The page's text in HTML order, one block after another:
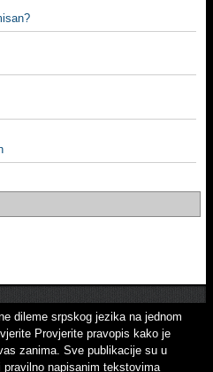
dileme srpskog jezika na jednom
Provjerite pravopis kako je
zanima. Sve publikacije su u
napisanim tekstovima